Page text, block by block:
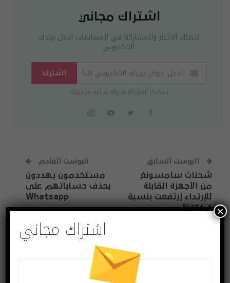
اشتراك مجاني
لتصلك الاخبار وللمشاركة في المسابقات ادخل بريدك
الالكتروني
اشترك
يمكنك الغاء الاشتراك ساعة ما تشاء
البوست السابق
شحنات سامسونغ
من الأجهزة القابلة
للإرتداء إرتفعت بنسبة
156.4%
البوست القادم
مستخدمون يهددون
بحذف حساباتهم على
Whatsapp
فيديو
اشتراك مجاني
×